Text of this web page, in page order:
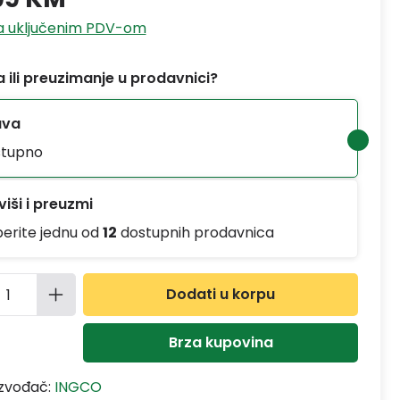
uključenim PDV-om
ili preuzimanje u prodavnici?
i preuzmi
jednu od12 dostupnih prodavnica
proizvoda: Unesite željenu
Dodati u korpu
Brza kupovina
INGCO